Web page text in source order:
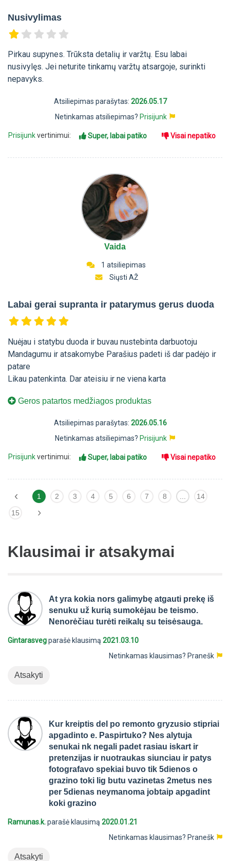
Nusivylimas
Pirkau supynes. Trūksta detalių ir varžtų. Esu labai
nusivylęs. Jei neturite tinkamų varžtų atsargoje, surinkti
nepavyks.
Atsiliepimas parašytas: 2026.05.17
Netinkamas atsiliepimas? Prisijunk
Prisijunkvertinimui: Super, labai patiko Visai nepatiko
Vaida
1 atsiliepimas
Siųsti AŽ
Labai gerai supranta ir patarymus gerus duoda
Nuėjau i statybu duoda ir buvau nustebinta darbuotoju
Mandagumu ir atsakomybe Parašius padeti iš dar padėjo ir
patare
Likau patenkinta. Dar ateisiu ir ne viena karta
Geros patartos medžiagos produktas
Atsiliepimas parašytas: 2026.05.16
Netinkamas atsiliepimas? Prisijunk
Prisijunkvertinimui: Super, labai patiko Visai nepatiko
‹ 1 2 3 4 5 6 7 8 ...
14
15
›
Klausimai ir atsakymai
At yra kokia nors galimybę atgauti prekę iš
senuku už kurią sumokėjau be teismo.
Nenorėčiau turėti reikalų su teisėsauga.
Gintarasvegparašė klausimą 2021.03.10
Netinkamas klausimas? Pranešk
Atsakyti
Kur kreiptis del po remonto gryzusio stipriai
apgadinto e. Paspirtuko? Nes alytuja
senukai nk negali padet rasiau iskart ir
pretenzijas ir nuotraukas siunciau ir patys
fotografavo spekiai buvo tik 5dienos o
grazino toki lig butu vazinetas 2metus nes
per 5dienas neymanoma jobtaip apgadint
koki grazino
Ramunas.k.parašė klausimą 2020.01.21
Netinkamas klausimas? Pranešk
Atsakyti